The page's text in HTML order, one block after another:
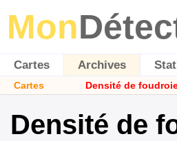
Mon
Cartes Archives
Cartes Densité de
Densité de